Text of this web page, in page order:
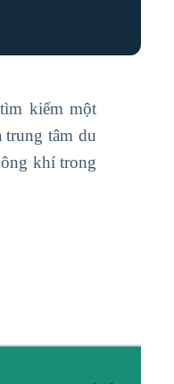
kiếm một
tâm du
khí trong